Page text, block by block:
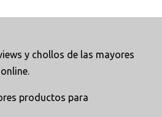
y chollos de las mayores
productos para